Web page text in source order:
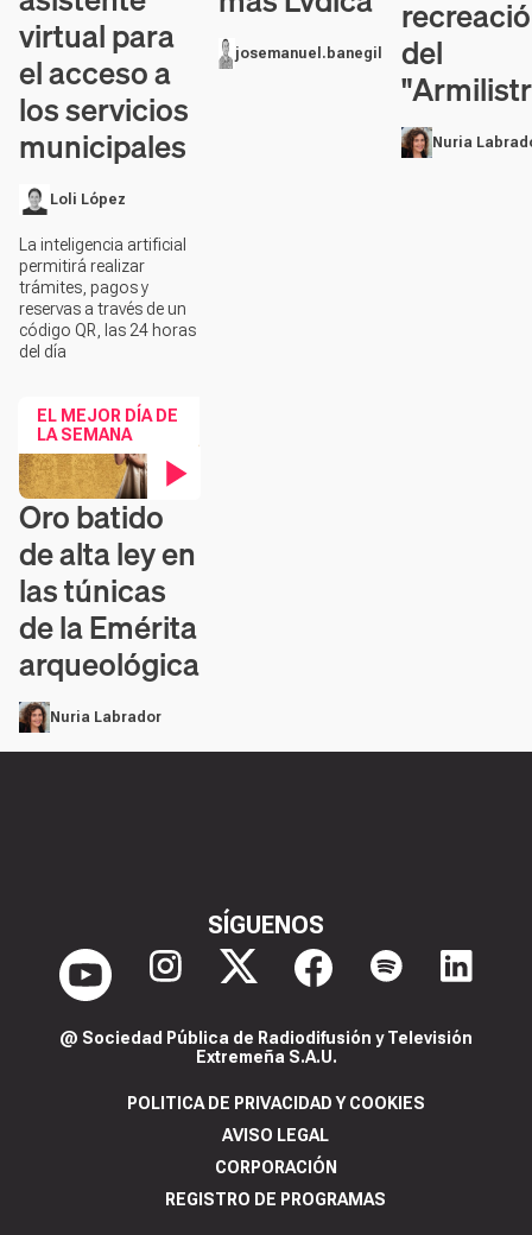
virtual para
el acceso a
los servicios
municipales
Loli López
La inteligencia artificial
permitirá realizar
trámites, pagos y
reservas a través de un
código QR, las 24 horas
del día
josemanuel.banegil del
Nuria
EL MEJOR DÍA DE
LA SEMANA
Contenido en vídeo
Oro batido
de alta ley en
las túnicas
de la Emérita
arqueológica
Nuria Labrador
SÍGUENOS
@ Sociedad Pública de Radiodifusión y Televisión
Extremeña S.A.U.
POLITICA DE PRIVACIDAD Y COOKIES
AVISO LEGAL
CORPORACIÓN
REGISTRO DE PROGRAMAS